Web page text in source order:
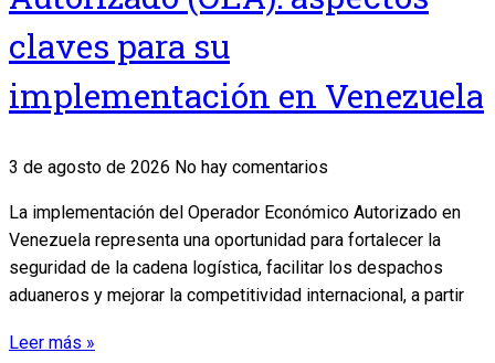
claves para su
implementación en Venezuela
3 de agosto de 2026 No hay comentarios
La implementación del Operador Económico Autorizado en
Venezuela representa una oportunidad para fortalecer la
seguridad de la cadena logística, facilitar los despachos
aduaneros y mejorar la competitividad internacional, a partir
Leer más »